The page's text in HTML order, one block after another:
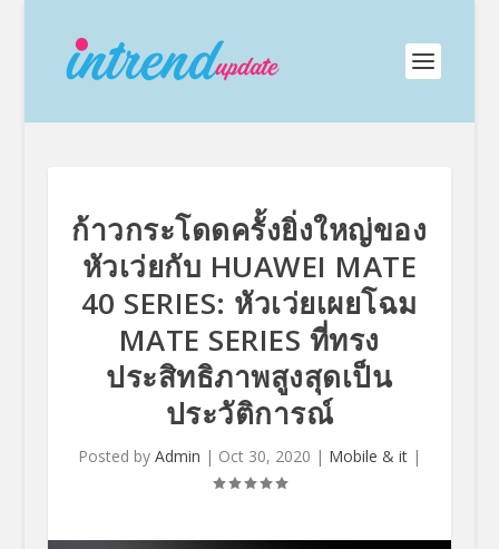
ก้าวกระโดดครั้งยิ่งใหญ่ของ
หัวเว่ยกับ HUAWEI MATE
40 SERIES: หัวเว่ยเผยโฉม
MATE SERIES ที่ทรง
ประสิทธิภาพสูงสุดเป็น
ประวัติการณ์
Posted by Admin | Oct 30, 2020 | Mobile & it|